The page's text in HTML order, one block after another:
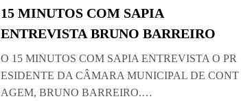
15 MINUTOS COM SAPIA
ENTREVISTA BRUNO BARREIRO
O 15 MINUTOS COM SAPIA ENTREVISTA O PR
ESIDENTE DA CÂMARA MUNICIPAL DE CONT
AGEM, BRUNO BARREIRO.…